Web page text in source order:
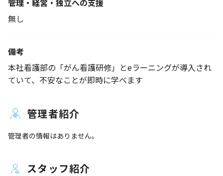
管理・経営・独立への支援
無し
備考
本社看護部の「がん看護研修」とeラーニングが導入され
ていて、不安なことが即時に学べます
管理者紹介
管理者の情報はありません。
スタッフ紹介